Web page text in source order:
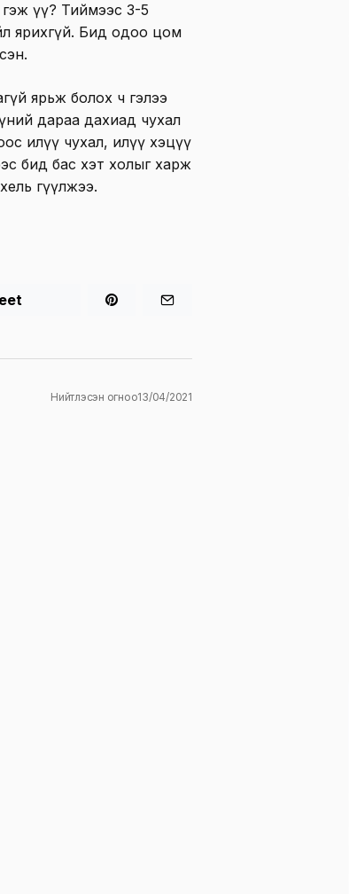
гэж үү? Тиймээс 3-5
ярихгүй. Бид одоо цом
ярьж болох ч гэлээ
дараа дахиад чухал
илүү чухал, илүү хэцүү
бид бас хэт холыг харж
өгүүлжээ.
Нийтлэсэн огноо13/04/2021